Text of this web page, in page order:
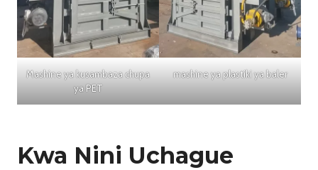
Mashine ya kusambaza chupa
ya PET
mashine ya plastiki ya baler
Kwa Nini Uchague